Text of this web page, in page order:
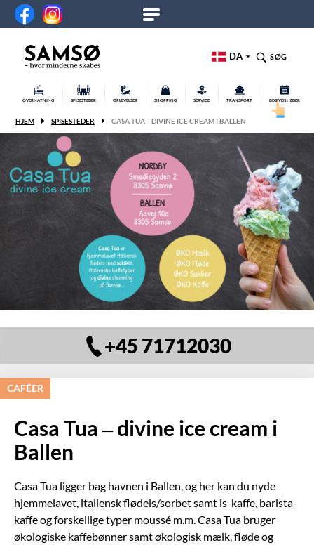
DA SØG
OVERNATNING SPISESTEDER OPLEVELSER SHOPPING SERVICE TRANSPORT BEGIVENHEDER
HJEM SPISESTEDER CASA TUA – DIVINE ICE CREAM I BALLEN
+45 71712030
CAFÉER
Casa Tua – divine ice cream i
Ballen
Casa Tua ligger bag havnen i Ballen, og her kan du nyde
hjemmelavet, italiensk flødeis/sorbet samt is-kaffe, barista-
kaffe og forskellige typer moussé m.m. Casa Tua bruger
økologiske kaffebønner samt økologisk mælk, fløde og